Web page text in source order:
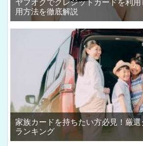
ヤフオクでクレジットカードを利用
用方法を徹底解説
家族カードを持ちたい方必見！厳
ランキング